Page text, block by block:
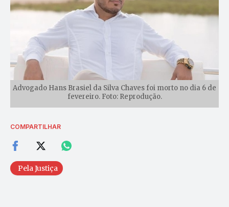
Advogado Hans Brasiel da Silva Chaves foi morto no dia 6 de
fevereiro. Foto: Reprodução.
COMPARTILHAR
Pela Justiça